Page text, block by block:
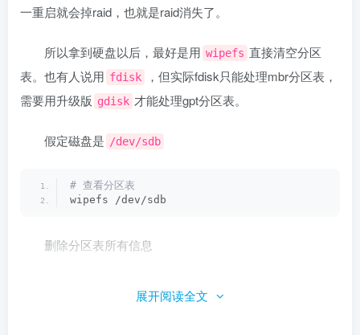
一重启就会掉raid，也就是raid消失了。
所以拿到硬盘以后，最好是用 wipefs ​直接清空分区
表。也有人说用 fdisk
​，但实际fdisk只能处理mbr分区表，
需要用升级版 gdisk ​才能处理gpt分区表。
假定磁盘是 /dev/sdb
# 查看分区表
wipefs /dev/sdb
删除分区表所有信息
wipefs -a -f /dev/sdb
展开阅读全文